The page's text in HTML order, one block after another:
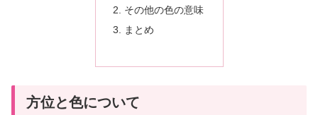
その他の色の意味
まとめ
方位と色について